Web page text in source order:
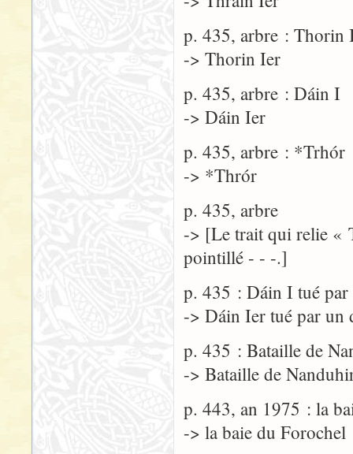
p. 435, arbre : Thorin
-> Thorin Ier
p. 435, arbre : Dáin I
-> Dáin Ier
p. 435, arbre : *Trhór
-> *Thrór
p. 435, arbre
-> [Le trait qui relie
pointillé - - -.]
p. 435 : Dáin I tué
-> Dáin Ier tué par un
p. 435 : Bataille de
-> Bataille de
p. 443, an 1975 : la
-> la baie du Forochel